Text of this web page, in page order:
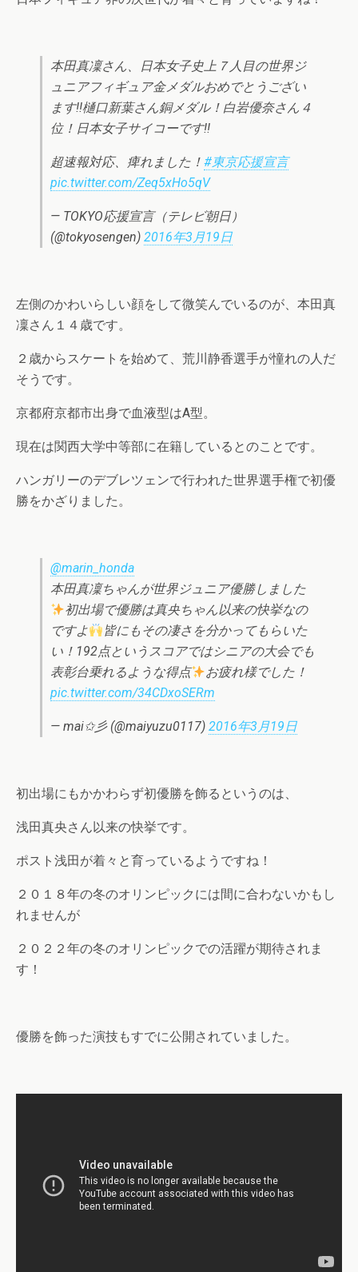
本田真凜さん、日本女子史上７人目の世界ジ
ュニアフィギュア金メダルおめでとうござい
ます‼︎樋口新葉さん銅メダル！白岩優奈さん４
位！日本女子サイコーです‼︎
超速報対応、痺れました！ #東京応援宣言
pic.twitter.com/Zeq5xHo5qV
— TOKYO応援宣言（テレビ朝日）
(@tokyosengen) 2016年3月19日
左側のかわいらしい顔をして微笑んでいるのが、本田真
凜さん１４歳です。
２歳からスケートを始めて、荒川静香選手が憧れの人だ
そうです。
京都府京都市出身で血液型はA型。
現在は関西大学中等部に在籍しているとのことです。
ハンガリーのデブレツェンで行われた世界選手権で初優
勝をかざりました。
@marin_honda
本田真凜ちゃんが世界ジュニア優勝しました
初出場で優勝は真央ちゃん以来の快挙なの
ですよ
皆にもその凄さを分かってもらいた
い！192点というスコアではシニアの大会でも
表彰台乗れるような得点
お疲れ様でした！
pic.twitter.com/34CDxoSERm
— mai✩彡 (@maiyuzu0117) 2016年3月19日
初出場にもかかわらず初優勝を飾るというのは、
浅田真央さん以来の快挙です。
ポスト浅田が着々と育っているようですね！
２０１８年の冬のオリンピックには間に合わないかもし
れませんが
２０２２年の冬のオリンピックでの活躍が期待されま
す！
優勝を飾った演技もすでに公開されていました。